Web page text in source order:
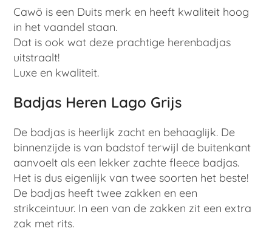
Cawö is een Duits merk en heeft kwaliteit hoog
in het vaandel staan.
Dat is ook wat deze prachtige herenbadjas
uitstraalt!
Luxe en kwaliteit.
Badjas Heren Lago Grijs
De badjas is heerlijk zacht en behaaglijk. De
binnenzijde is van badstof terwijl de buitenkant
aanvoelt als een lekker zachte fleece badjas.
Het is dus eigenlijk van twee soorten het beste!
De badjas heeft twee zakken en een
strikceintuur. In een van de zakken zit een extra
zak met rits.